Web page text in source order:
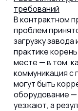
требований
В контрактном
проблем
загрузку
практике
месте — в том,
коммуникация
могут быть
оборудование —
уезжают, а